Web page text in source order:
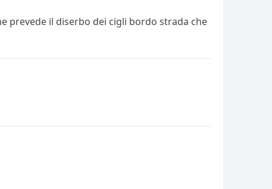
prevede il diserbo dei cigli bordo strada che